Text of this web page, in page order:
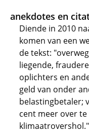
anekdotes en
Diende in 2010
komen van een
de tekst:
liegende,
oplichters en
geld van onder
belastingbetaler;
cent meer over
klimaatrovershol."